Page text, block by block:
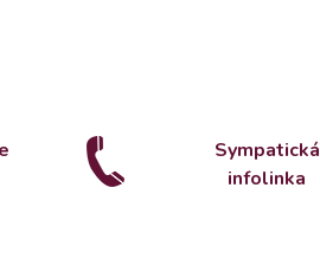
Sympatická
infolinka